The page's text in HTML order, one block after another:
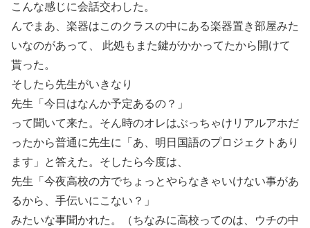
こんな感じに会話交わした。
んでまあ、楽器はこのクラスの中にある楽器置き部屋みた
いなのがあって、 此処もまた鍵がかかってたから開けて
貰った。
そしたら先生がいきなり
先生「今日はなんか予定あるの？」
って聞いて来た。そん時のオレはぶっちゃけリアルアホだ
ったから普通に先生に「あ、明日国語のプロジェクトあり
ます」と答えた。そしたら今度は、
先生「今夜高校の方でちょっとやらなきゃいけない事があ
るから、手伝いにこない？」
みたいな事聞かれた。（ちなみに高校ってのは、ウチの中